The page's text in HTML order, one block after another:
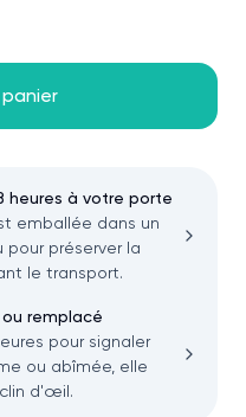
heures à votre porte
emballée dans un
pour préserver la
le transport.
remplacé
pour signaler
ou abîmée, elle
d'œil.